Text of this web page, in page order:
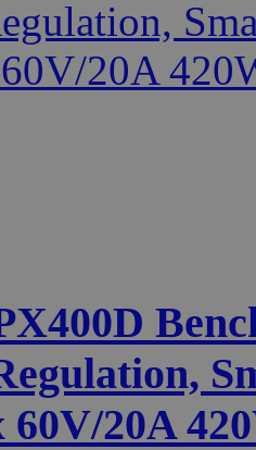
60V/20A